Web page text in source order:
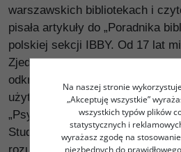
warszawskich bibliotekach i
pisała artykuły do „Poradnika
polskiej sekcji IBBY. Od 17 lat
Zjednoczonych Emiratach
odkrywaniem tajników
użytkowej. Była m.in. autorką
„Psychologia Sukcesu” i
Studenckiej Agencji (ISA). Jej
rozumiana kultura świata
Na naszej stronie
„Akceptuję wszystkie”
wszystkich typów plików
statystycznych i
wyrażasz zgodę na
niezbędnych do